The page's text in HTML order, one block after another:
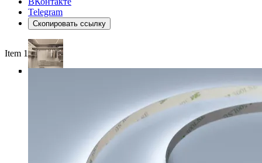
Telegram
Скопировать ссылку
Item 1 of 4